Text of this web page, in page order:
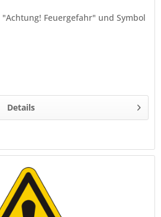
Feuergefahr" und Symbol
Details